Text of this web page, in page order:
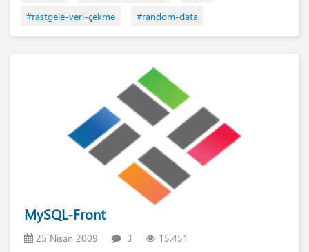
#rastgele-veri-çekme
#random-data
MySQL-Front
25 Nisan 2009 3 15.451